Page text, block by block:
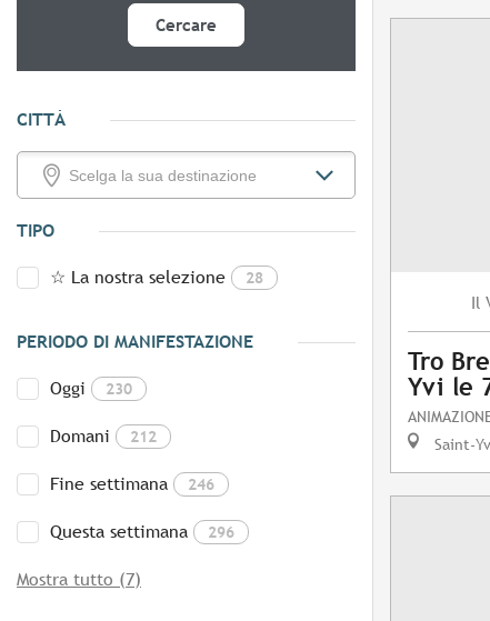
Cercare
CITTÀ
TIPO
☆ La nostra selezione 28
PERIODO DI MANIFESTAZIONE
Oggi 230
Domani 212
Fine settimana 246
Questa settimana 296
Mostra tutto (7)
Il
Tro
Yvi le
Saint-